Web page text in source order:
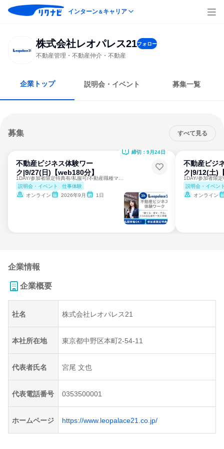
インターン＆キャリア
株式会社レオパレス21フォロー
不動産管理・不動産仲介・不動産
企業トップ 説明会・イベント 募集一覧
募集 すべて見る
不動産ビジネス体験ワー
ク|9/27(日)【web180分】
説明会・イベント
仕事体験
オンライン
2026年9月 1日
締切：9月24日
不動産ビジ
ク|9/12(土)
説明会・イベン
オンライン
企業情報
企業概要
社名 株式会社レオパレス21
本社所在地 東京都中野区本町2-54-11
代表者氏名 宮尾 文也
代表電話番号 0353500001
ホームページ https://www.leopalace21.co.jp/